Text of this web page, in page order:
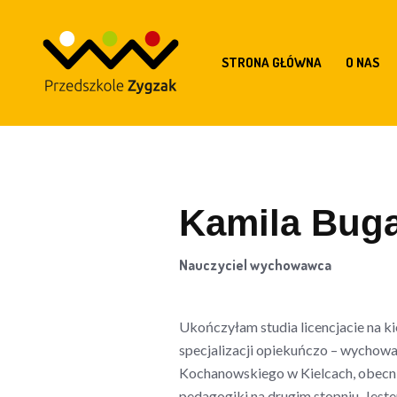
STRONA GŁÓWNA O NAS
Kamila
Nauczyciel wychowawca
Ukończyłam studia licencjacie na
specjalizacji opiekuńczo –
Kochanowskiego w Kielcach,